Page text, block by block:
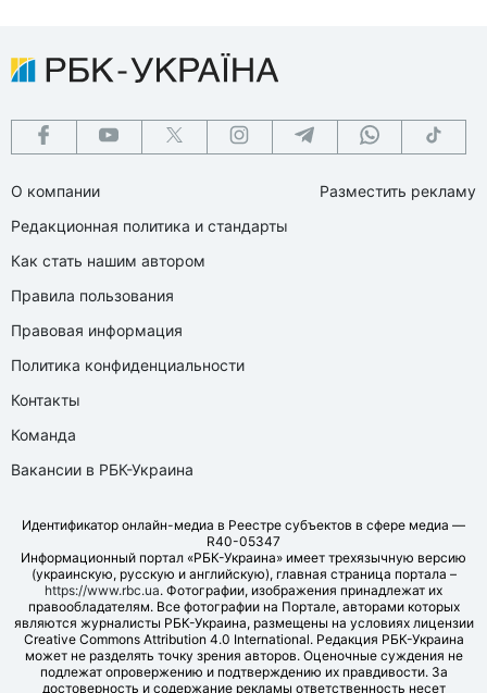
О компании
Редакционная политика и стандарты
Как стать нашим автором
Правила пользования
Правовая информация
Политика конфиденциальности
Контакты
Команда
Вакансии в РБК-Украина
Разместить рекламу
Идентификатор онлайн-медиа в Реестре субъектов в сфере медиа —
R40-05347
Информационный портал «РБК-Украина» имеет трехязычную версию
(украинскую, русскую и английскую), главная страница портала –
https://www.rbc.ua. Фотографии, изображения принадлежат их
правообладателям. Все фотографии на Портале, авторами которых
являются журналисты РБК-Украина, размещены на условиях лицензии
Creative Commons Attribution 4.0 International. Редакция РБК-Украина
может не разделять точку зрения авторов. Оценочные суждения не
подлежат опровержению и подтверждению их правдивости. За
достоверность и содержание рекламы ответственность несет